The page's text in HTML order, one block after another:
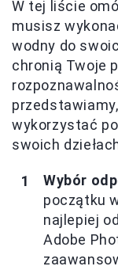
W tej liście
musisz
wodny do
chronią Twoje
wykorzystać
swoich
Wybór
początku
najlepiej
Adobe